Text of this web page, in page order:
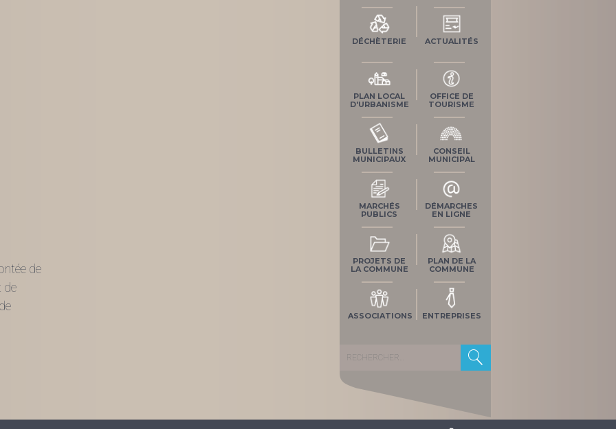
de
de
DÉCHÈTERIE ACTUALITÉS
PLAN LOCAL
D'URBANISME
OFFICE DE
TOURISME
BULLETINS
MUNICIPAUX
CONSEIL
MUNICIPAL
MARCHÉS
PUBLICS
DÉMARCHES
EN LIGNE
PROJETS DE
LA COMMUNE
PLAN DE LA
COMMUNE
ASSOCIATIONS ENTREPRISES
Rechercher :